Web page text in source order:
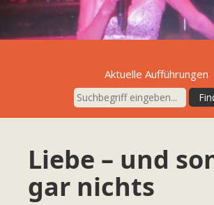
Aktuelle Aufführungen
Liebe – und
gar nichts